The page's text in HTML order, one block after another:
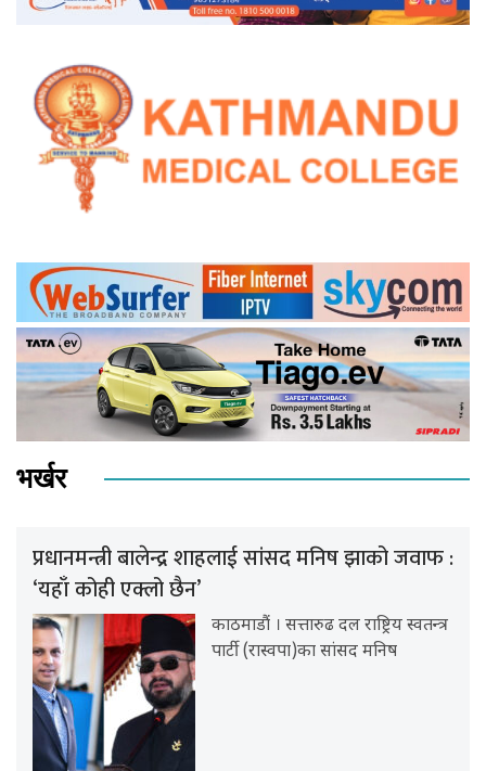
भर्खर
प्रधानमन्त्री बालेन्द्र शाहलाई सांसद मनिष झाको जवाफ :
‘यहाँ कोही एक्लो छैन’
काठमाडौं । सत्तारुढ दल राष्ट्रिय स्वतन्त्र
पार्टी (रास्वपा)का सांसद मनिष